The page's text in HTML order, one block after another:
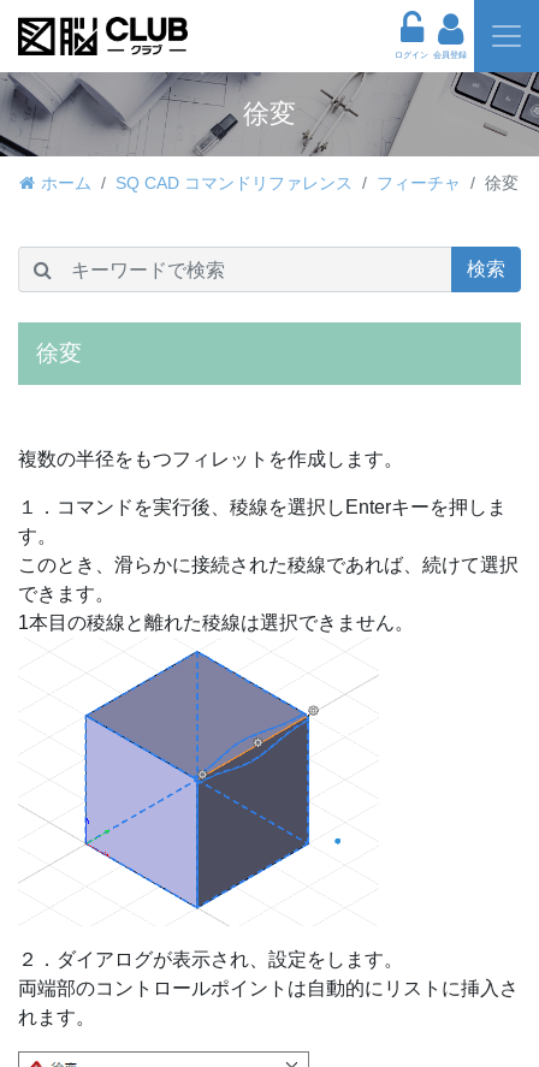
ログイン 会員登録
徐変
ホーム SQ CAD コマンドリファレンス フィーチャ 徐変
検索
徐変
複数の半径をもつフィレットを作成します。
１．コマンドを実行後、稜線を選択しEnterキーを押しま
す。
このとき、滑らかに接続された稜線であれば、続けて選択
できます。
1本目の稜線と離れた稜線は選択できません。
２．ダイアログが表示され、設定をします。
両端部のコントロールポイントは自動的にリストに挿入さ
れます。